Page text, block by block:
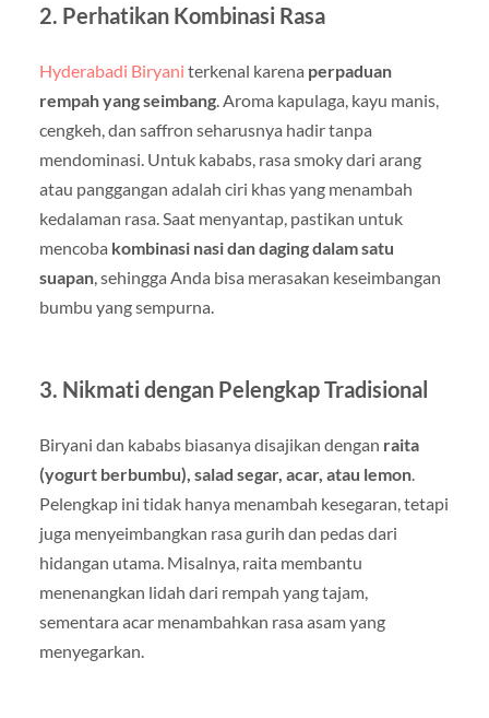
2. Perhatikan Kombinasi Rasa
Hyderabadi Biryani terkenal karena perpaduan
rempah yang seimbang. Aroma kapulaga, kayu manis,
cengkeh, dan saffron seharusnya hadir tanpa
mendominasi. Untuk kababs, rasa smoky dari arang
atau panggangan adalah ciri khas yang menambah
kedalaman rasa. Saat menyantap, pastikan untuk
mencoba kombinasi nasi dan daging dalam satu
suapan, sehingga Anda bisa merasakan keseimbangan
bumbu yang sempurna.
3. Nikmati dengan Pelengkap Tradisional
Biryani dan kababs biasanya disajikan dengan raita
(yogurt berbumbu), salad segar, acar, atau lemon.
Pelengkap ini tidak hanya menambah kesegaran, tetapi
juga menyeimbangkan rasa gurih dan pedas dari
hidangan utama. Misalnya, raita membantu
menenangkan lidah dari rempah yang tajam,
sementara acar menambahkan rasa asam yang
menyegarkan.